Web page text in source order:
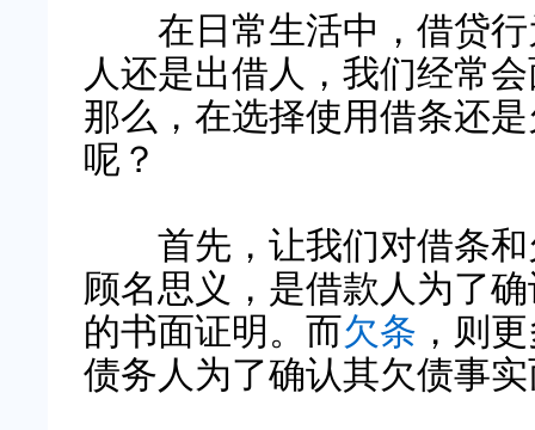
在日常生活中，借贷行
人还是出借人，我们经常
那么，在选择使用借条还
呢？
首先，让我们对借条和
顾名思义，是借款人为了
的书面证明。而欠条 ，则
债务人为了确认其欠债事